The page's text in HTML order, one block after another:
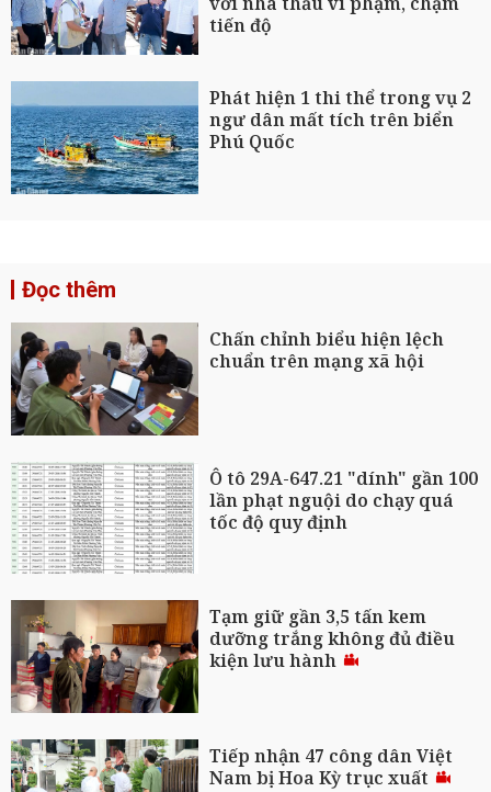
tiến độ
Phát hiện 1 thi thể trong vụ 2
ngư dân mất tích trên biển
Phú Quốc
Đọc thêm
Chấn chỉnh biểu hiện lệch
chuẩn trên mạng xã hội
Ô tô 29A-647.21 "dính" gần 100
lần phạt nguội do chạy quá
tốc độ quy định
Tạm giữ gần 3,5 tấn kem
dưỡng trắng không đủ điều
kiện lưu hành
Tiếp nhận 47 công dân Việt
Nam bị Hoa Kỳ trục xuất